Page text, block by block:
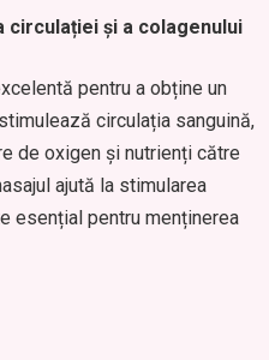
circulației și a colagenului
pentru a obține un
circulația sanguină,
de oxigen și nutrienți către
ajută la stimularea
esențial pentru menținerea